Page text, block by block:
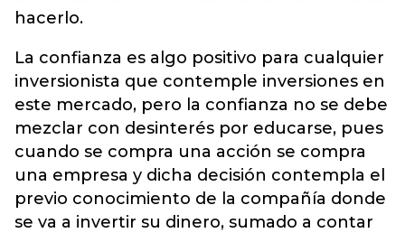
hacerlo.
La confianza es algo positivo para cualquier
inversionista que contemple inversiones en
este mercado, pero la confianza no se debe
mezclar con desinterés por educarse, pues
cuando se compra una acción se compra
una empresa y dicha decisión contempla el
previo conocimiento de la compañía donde
se va a invertir su dinero, sumado a contar